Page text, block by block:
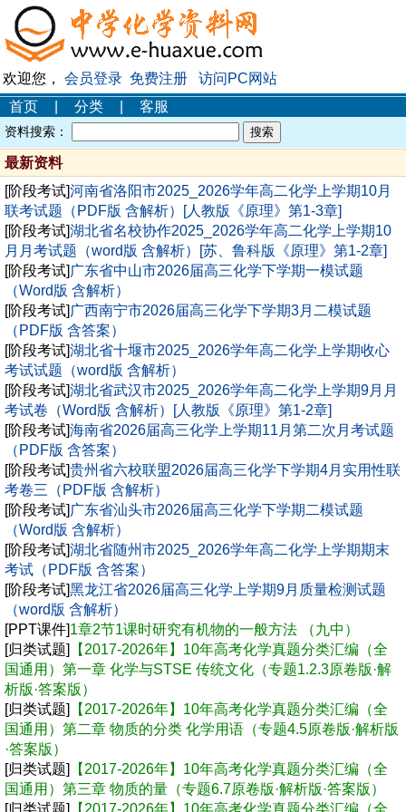
欢迎您， 会员登录 免费注册
访问PC网站
首页
分类 客服
资料搜索：
最新资料
[阶段考试]河南省洛阳市2025_2026学年高二化学上学期10月
联考试题（PDF版 含解析）[人教版《原理》第1-3章]
[阶段考试]湖北省名校协作2025_2026学年高二化学上学期10
月月考试题（word版 含解析）[苏、鲁科版《原理》第1-2章]
[阶段考试] 广东省中山市2026届高三化学下学期一模试题
（Word版 含解析）
[阶段考试] 广西南宁市2026届高三化学下学期3月二模试题
（PDF版 含答案）
[阶段考试]湖北省十堰市2025_2026学年高二化学上学期收心
考试试题（word版 含解析）
[阶段考试]湖北省武汉市2025_2026学年高二化学上学期9月月
考试卷（Word版 含解析）[人教版《原理》第1-2章]
[阶段考试]海南省2026届高三化学上学期11月第二次月考试题
（PDF版 含答案）
[阶段考试]贵州省六校联盟2026届高三化学下学期4月实用性联
考卷三（PDF版 含解析）
[阶段考试] 广东省汕头市2026届高三化学下学期二模试题
（Word版 含解析）
[阶段考试]湖北省随州市2025_2026学年高二化学上学期期末
考试（PDF版 含答案）
[阶段考试]黑龙江省2026届高三化学上学期9月质量检测试题
（word版 含解析）
[PPT课件]1章2节1课时研究有机物的一般方法 （九中）
[归类试题]
【2017-2026年】10年高考化学真题分类汇编（全
国通用）第一章 化学与STSE 传统文化（专题1.2.3原卷版·解
析版·答案版）
[归类试题]
【2017-2026年】10年高考化学真题分类汇编（全
国通用）第二章 物质的分类 化学用语（专题4.5原卷版·解析版
·答案版）
[归类试题]
【2017-2026年】10年高考化学真题分类汇编（全
国通用）第三章 物质的量（专题6.7原卷版·解析版·答案版）
[归类试题]
【2017-2026年】10年高考化学真题分类汇编（全